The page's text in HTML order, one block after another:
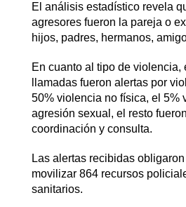
El análisis estadístico revela
agresores fueron la pareja o
hijos, padres, hermanos,
En cuanto al tipo de violencia,
llamadas fueron alertas por
50% violencia no física, el 5%
agresión sexual, el resto
coordinación y consulta.
Las alertas recibidas
movilizar 864 recursos
sanitarios.